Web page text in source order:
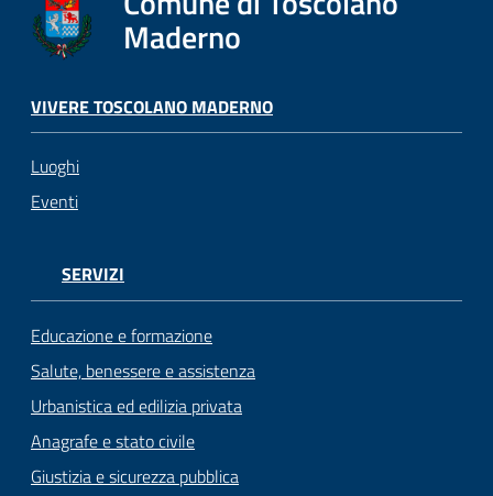
Maderno
VIVERE TOSCOLANO MADERNO
Luoghi
Eventi
SERVIZI
Educazione e formazione
Salute, benessere e assistenza
Urbanistica ed edilizia privata
Anagrafe e stato civile
Giustizia e sicurezza pubblica